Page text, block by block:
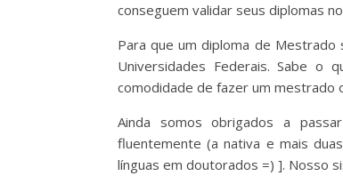
conseguem validar seus diplomas
Para que um diploma de Mestrado
Universidades Federais. Sabe o
comodidade de fazer um mestrado
Ainda somos obrigados a
fluentemente (a nativa e mais
línguas em doutorados =) ]. Nosso